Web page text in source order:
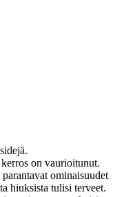
on vaurioitunut.
ominaisuudet
hiuksista tulisi terveet.